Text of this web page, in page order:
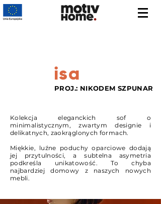
PROJ.: NIKODEM SZPUNAR
isa
Kolekcja eleganckich sof o
minimalistycznym, zwartym designie i
delikatnych, zaokrąglonych formach.
Miękkie, luźne poduchy oparciowe dodają
jej przytulności, a subtelna asymetria
podkreśla unikatowość. To chyba
najbardziej domowy z naszych nowych
mebli.